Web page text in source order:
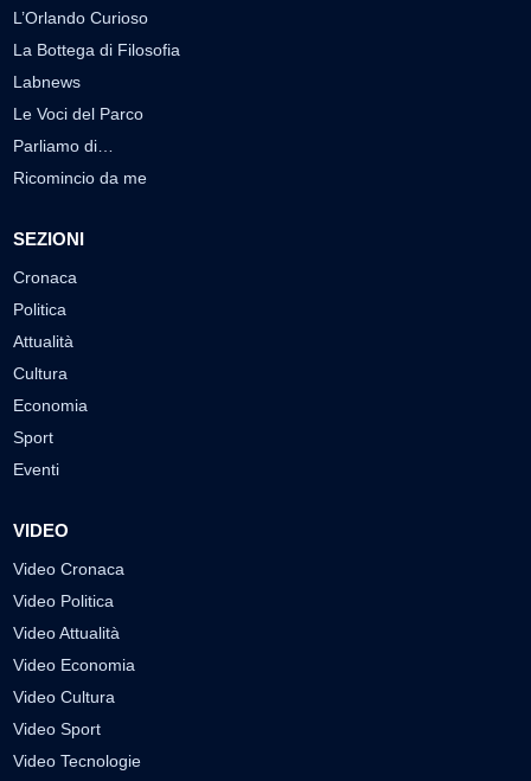
L’Orlando Curioso
La Bottega di Filosofia
Labnews
Le Voci del Parco
Parliamo di…
Ricomincio da me
SEZIONI
Cronaca
Politica
Attualità
Cultura
Economia
Sport
Eventi
VIDEO
Video Cronaca
Video Politica
Video Attualità
Video Economia
Video Cultura
Video Sport
Video Tecnologie